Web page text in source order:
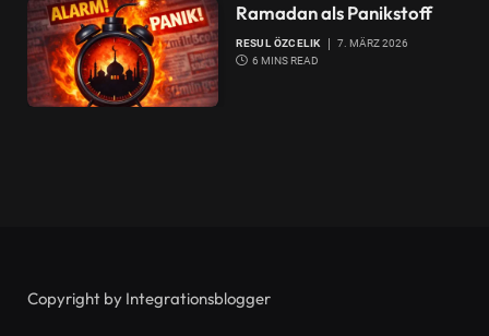
Ramadan als Panikstoff
RESUL ÖZCELIK
7. MÄRZ 2026
6 MINS READ
Copyright by Integrationsblogger